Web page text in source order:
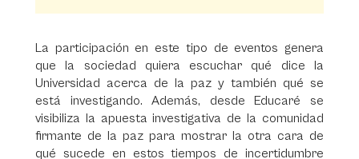
La participación en este tipo de eventos genera
que la sociedad quiera escuchar qué dice la
Universidad acerca de la paz y también qué se
está investigando. Además, desde Educaré se
visibiliza la apuesta investigativa de la comunidad
firmante de la paz para mostrar la otra cara de
qué sucede en estos tiempos de incertidumbre